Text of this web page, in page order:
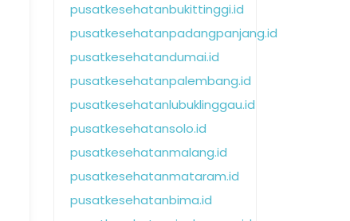
pusatkesehatanbukittinggi.id
pusatkesehatanpadangpanjang.id
pusatkesehatandumai.id
pusatkesehatanpalembang.id
pusatkesehatanlubuklinggau.id
pusatkesehatansolo.id
pusatkesehatanmalang.id
pusatkesehatanmataram.id
pusatkesehatanbima.id